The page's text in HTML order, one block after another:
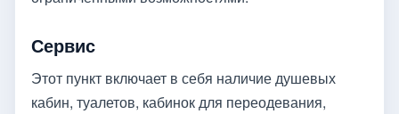
Сервис
Этот пункт включает в себя наличие душевых
кабин, туалетов, кабинок для переодевания,